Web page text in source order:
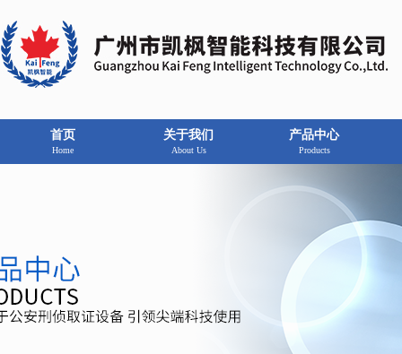
首页
Home
关于我们
About Us
产品中心
Products